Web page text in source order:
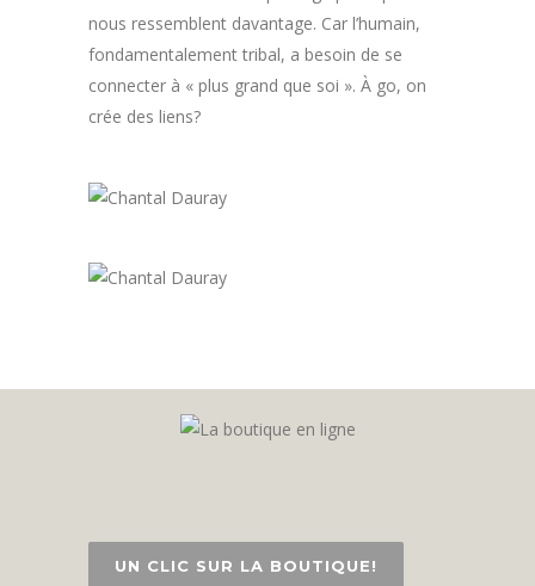
nous ressemblent davantage. Car l’humain,
fondamentalement tribal, a besoin de se
connecter à « plus grand que soi ». À go, on
crée des liens?
UN CLIC SUR LA BOUTIQUE!